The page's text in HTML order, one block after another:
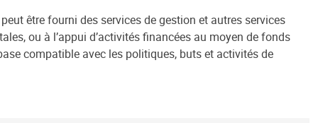
être fourni des services de gestion et autres services
ou à l’appui d’activités financées au moyen de fonds
compatible avec les politiques, buts et activités de